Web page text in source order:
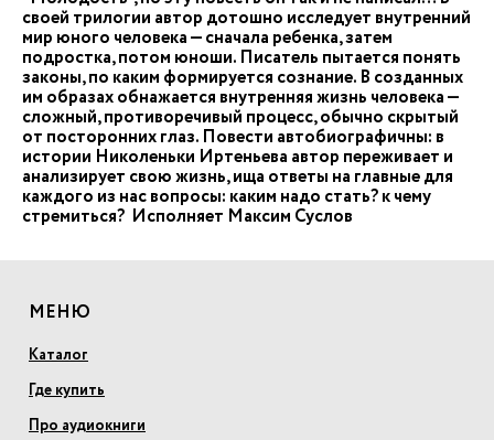
своей трилогии автор дотошно исследует внутренний
мир юного человека — сначала ребенка, затем
подростка, потом юноши. Писатель пытается понять
законы, по каким формируется сознание. В созданных
им образах обнажается внутренняя жизнь человека —
сложный, противоречивый процесс, обычно скрытый
от посторонних глаз. Повести автобиографичны: в
истории Николеньки Иртеньева автор переживает и
анализирует свою жизнь, ища ответы на главные для
каждого из нас вопросы: каким надо стать? к чему
стремиться? Исполняет Максим Суслов
МЕНЮ
Каталог
Где купить
Про аудиокниги